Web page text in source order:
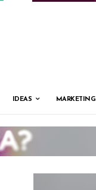
IDEAS MARKETING